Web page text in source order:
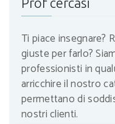
Ti piace insegnare?
giuste per farlo?
professionisti in
arricchire il nostro
permettano di
nostri clienti.